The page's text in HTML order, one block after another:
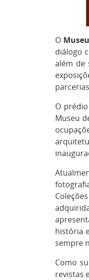
O
diálogo
além de
O
Museu
história
sempre
Como
revistas